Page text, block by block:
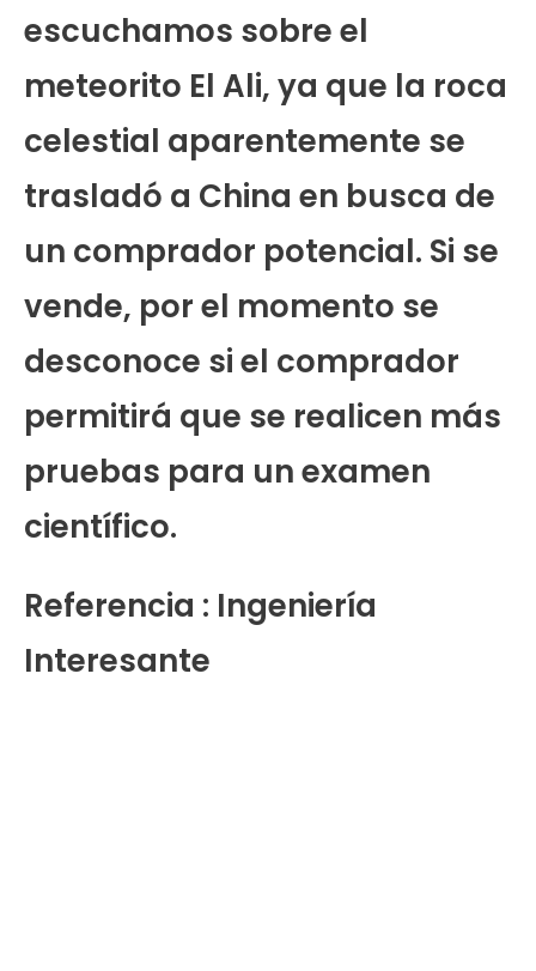
escuchamos sobre el
meteorito El Ali, ya que la roca
celestial aparentemente se
trasladó a China en busca de
un comprador potencial. Si se
vende, por el momento se
desconoce si el comprador
permitirá que se realicen más
pruebas para un examen
científico.
Referencia : Ingeniería
Interesante